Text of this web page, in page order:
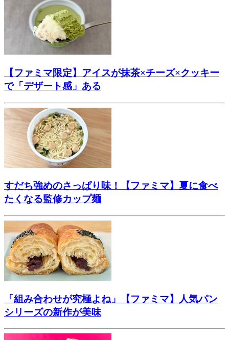
【ファミマ限定】アイスが抹茶×チーズ×クッキー
で「デザート感」ある
すだち強めのさっぱり味！【ファミマ】夏に食べ
たくなる監修カップ麺
「組み合わせが究極よね」【ファミマ】人気パン
シリーズの新作が美味